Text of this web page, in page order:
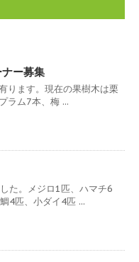
ー募集
ります。現在の果樹木は栗
ラム7本、梅 ...
た。メジロ1匹、ハマチ6
4匹、小ダイ4匹 ...